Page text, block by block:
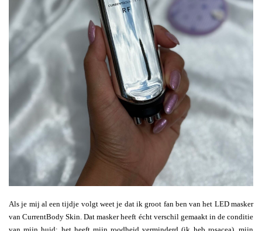
Als je mij al een tijdje volgt weet je dat ik groot fan ben van het LED masker
van CurrentBody Skin. Dat masker heeft écht verschil gemaakt in de conditie